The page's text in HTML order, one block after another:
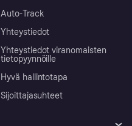
Auto-Track
Yhteystiedot
Yhteystiedot viranomaisten
tietopyynnöille
Hyvä hallintotapa
Sijoittajasuhteet